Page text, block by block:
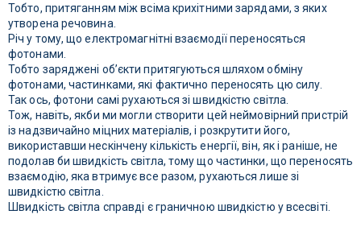
Тобто, притяганням між всіма крихітними зарядами, з яких
утворена речовина.
Річ у тому, що електромагнітні взаємодії переносяться
фотонами.
Тобто заряджені об’єкти притягуються шляхом обміну
фотонами, частинками, які фактично переносять цю силу.
Так ось, фотони самі рухаються зі швидкістю світла.
Тож, навіть, якби ми могли створити цей неймовірний пристрій
із надзвичайно міцних матеріалів, і розкрутити його,
використавши нескінчену кількість енергії, він, як і раніше, не
подолав би швидкість світла, тому що частинки, що переносять
взаємодію, яка втримує все разом, рухаються лише зі
швидкістю світла.
Швидкість світла справді є граничною швидкістю у всесвіті.